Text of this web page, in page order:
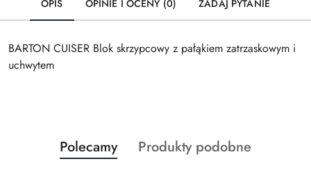
OPIS OPINIE I OCENY (0) ZADAJ PYTANIE
BARTON CUISER Blok skrzypcowy z pałąkiem zatrzaskowym i
uchwytem
Pomiń karuzelę produktów
Produkty
o
Polecamy
Produkty
Produkty podobne